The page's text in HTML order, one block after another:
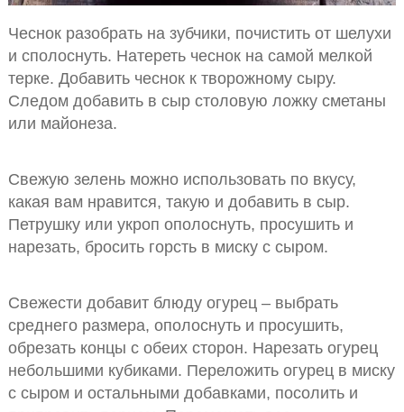
Чеснок разобрать на зубчики, почистить от шелухи
и сполоснуть. Натереть чеснок на самой мелкой
терке. Добавить чеснок к творожному сыру.
Следом добавить в сыр столовую ложку сметаны
или майонеза.
Свежую зелень можно использовать по вкусу,
какая вам нравится, такую и добавить в сыр.
Петрушку или укроп ополоснуть, просушить и
нарезать, бросить горсть в миску с сыром.
Свежести добавит блюду огурец – выбрать
среднего размера, ополоснуть и просушить,
обрезать концы с обеих сторон. Нарезать огурец
небольшими кубиками. Переложить огурец в миску
с сыром и остальными добавками, посолить и